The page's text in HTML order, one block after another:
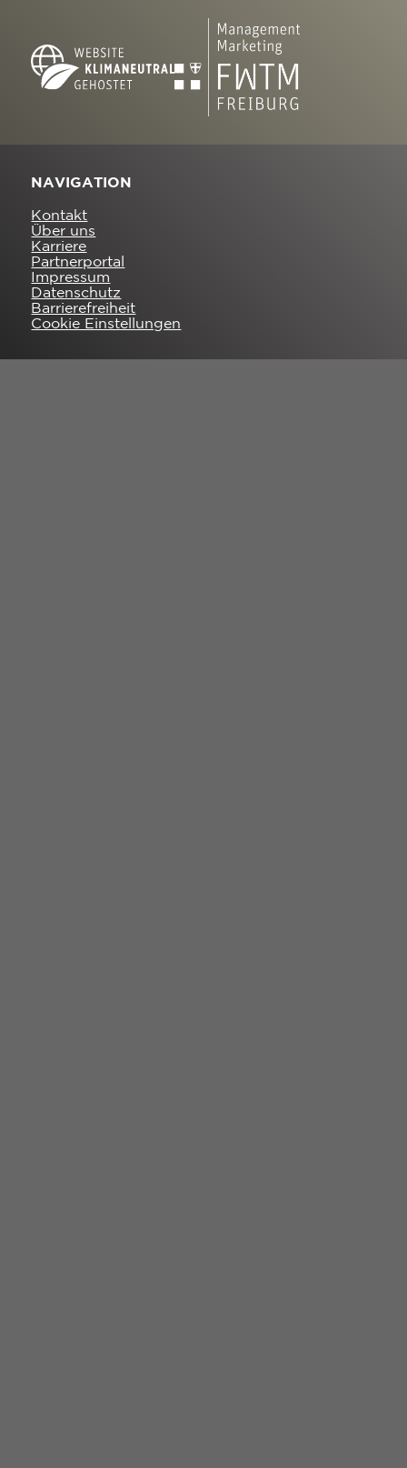
NAVIGATION
Kontakt
Über uns
Karriere
Partnerportal
Impressum
Datenschutz
Barrierefreiheit
Cookie Einstellungen